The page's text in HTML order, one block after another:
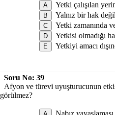
Yetki çalışılan
Yalnız bir hak
Yetki zamanında
Yetkisi olmadığı
Yetkiyi amacı
Soru No: 39
Afyon ve türevi uyuşturucunun
görülmez?
Nabız